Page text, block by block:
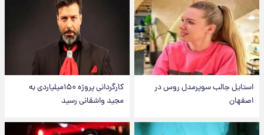
استایل جالب سوپرمدل روس در
اصفهان
کارگردانی پروژه ۱۵۰میلیاردی به
مجید واشقانی رسید